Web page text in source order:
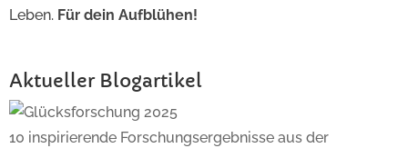
Leben. Für dein Aufblühen!
Aktueller Blogartikel
10 inspirierende Forschungsergebnisse aus der